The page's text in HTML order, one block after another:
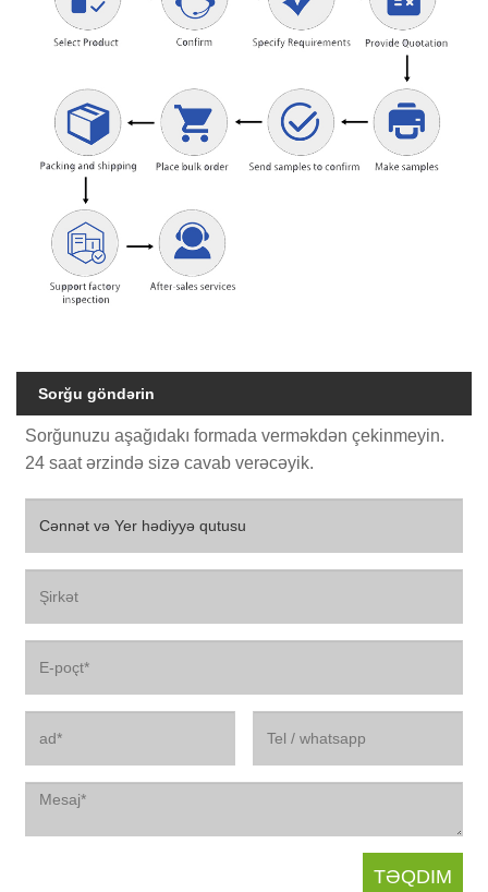
Sorğu göndərin
Sorğunuzu aşağıdakı formada verməkdən çekinmeyin.
24 saat ərzində sizə cavab verəcəyik.